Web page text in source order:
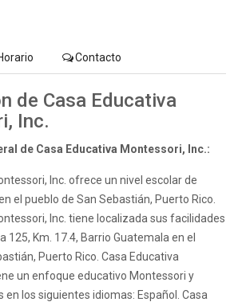
Contacto
de Casa Educativa
Inc.
de Casa Educativa Montessori, Inc.:
Inc. ofrece un nivel escolar de
el pueblo de San Sebastián, Puerto Rico.
Inc. tiene localizada sus facilidades
125, Km. 17.4, Barrio Guatemala en el
Puerto Rico. Casa Educativa
un enfoque educativo Montessori y
en los siguientes idiomas: Español. Casa